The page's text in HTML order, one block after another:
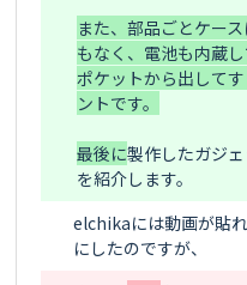
また、部品ごとケー
もなく、電池も内蔵
ポケットから出して
ントです。
最後に製作したガジ
elchikaには動画が貼